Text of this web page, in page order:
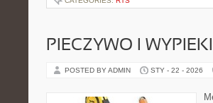
PIECZYWO I WYPIEKI
POSTED BY ADMIN STY - 22 - 2026